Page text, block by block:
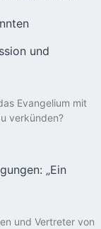
und
Evangelium mit
verkünden?
„Ein
und Vertreter von